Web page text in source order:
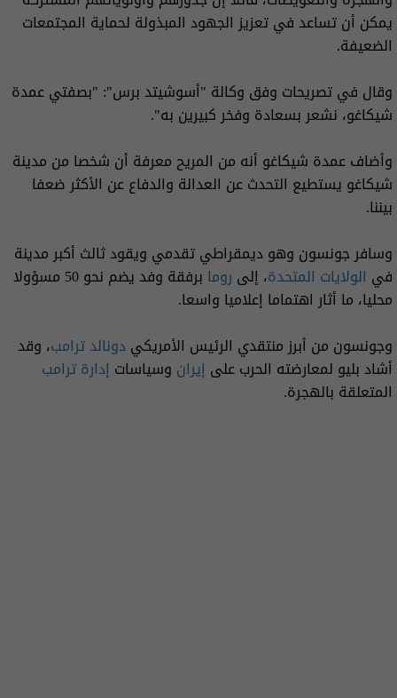
يمكن أن تساعد في تعزيز الجهود المبذولة لحماية المجتمعات
الضعيفة.
وقال في تصريحات وفق وكالة "أسوشيتد برس": "بصفتي عمدة
شيكاغو، نشعر بسعادة وفخر كبيرين به".
وأضاف عمدة شيكاغو أنه من المريح معرفة أن شخصا من مدينة
شيكاغو يستطيع التحدث عن العدالة والدفاع عن الأكثر ضعفا
بيننا.
وسافر جونسون وهو ديمقراطي تقدمي ويقود ثالث أكبر مدينة
في الولايات المتحدة، إلى روما
برفقة وفد يضم نحو 50 مسؤولا
محليا، ما أثار اهتماما إعلاميا واسعا.
وجونسون من أبرز منتقدي الرئيس الأمريكيدونالد ترامب، وقد
أشاد بليو لمعارضته الحرب على إيران وسياسات إدارة ترامب
المتعلقة بالهجرة.